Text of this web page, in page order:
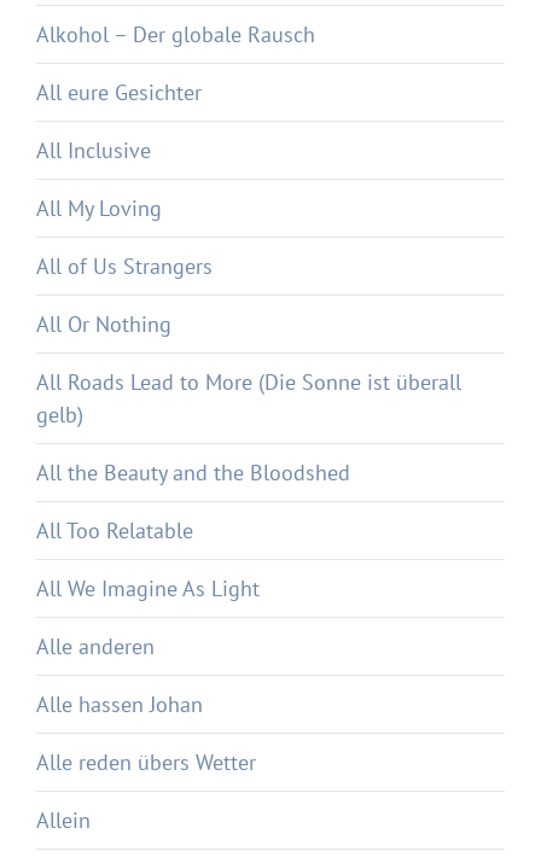
Alkohol – Der globale Rausch
All eure Gesichter
All Inclusive
All My Loving
All of Us Strangers
All Or Nothing
All Roads Lead to More (Die Sonne ist überall
gelb)
All the Beauty and the Bloodshed
All Too Relatable
All We Imagine As Light
Alle anderen
Alle hassen Johan
Alle reden übers Wetter
Allein